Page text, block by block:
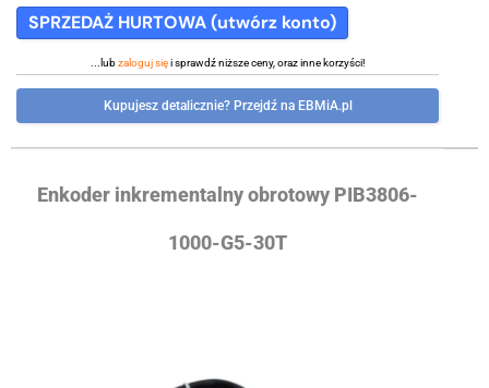
SPRZEDAŻ HURTOWA (utwórz konto)
...lubzaloguj sięi sprawdź niższe ceny, oraz inne korzyści!
Kupujesz detalicznie? Przejdź na EBMiA.pl
Enkoder inkrementalny obrotowy PIB3806-
1000-G5-30T